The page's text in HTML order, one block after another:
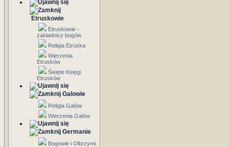
Etruskowie
Etruskowie -
zakładnicy bogów
Religia Etruska
Wierzenia
Etrusków
Święte Księgi
Etrusków
Galowie
Religia Galów
Wierzenia Galów
Germanie
Bogowie i Olbrzymi